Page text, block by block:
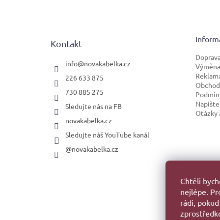
Chtěli
nejlépe.
rádi,
Kontakt
info@novakabelka.cz
226 633 875
730 885 275
Sledujte nás na FB
novakabelka.cz
Sledujte náš YouTube kanál
@novakabelka.cz
Otázky